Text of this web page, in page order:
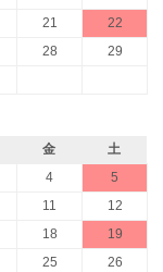
21
22
28
29
金
土
4
5
11
12
18
19
25
26